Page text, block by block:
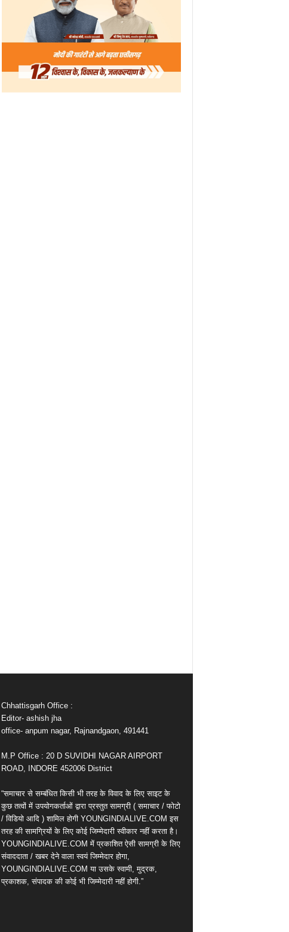
Chhattisgarh Office :
Editor- ashish jha
office- anpum nagar, Rajnandgaon, 491441
M.P Office : 20 D SUVIDHI NAGAR AIRPORT
ROAD, INDORE 452006 District
“समाचार से सम्बंधित किसी भी तरह के विवाद के लिए साइट के
कुछ तत्वों में उपयोगकर्ताओं द्वारा प्रस्तुत सामग्री ( समाचार / फोटो
/ विडियो आदि ) शामिल होगी YOUNGINDIALIVE.COM इस
तरह की सामग्रियों के लिए कोई जिम्मेदारी स्वीकार नहीं करता है।
YOUNGINDIALIVE.COM में प्रकाशित ऐसी सामग्री के लिए
संवाददाता / खबर देने वाला स्वयं जिम्मेदार होगा,
YOUNGINDIALIVE.COM या उसके स्वामी, मुद्रक,
प्रकाशक, संपादक की कोई भी जिम्मेदारी नहीं होगी.”